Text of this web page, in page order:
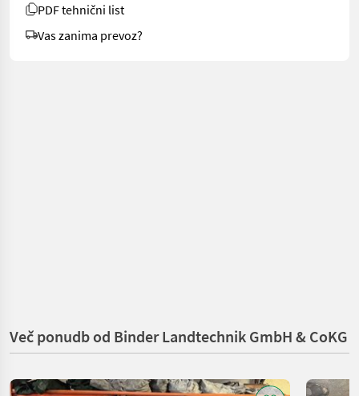
PDF tehnični list
Vas zanima prevoz?
Več ponudb od Binder Landtechnik GmbH & CoKG